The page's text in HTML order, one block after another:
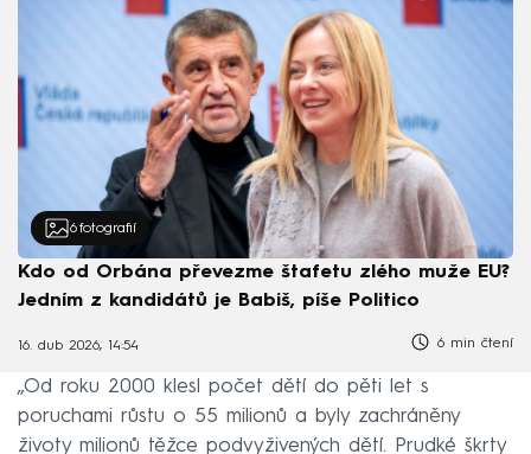
6 fotografií
Kdo od Orbána převezme štafetu zlého muže EU?
Jedním z kandidátů je Babiš, píše Politico
16. dub 2026, 14:54 6 min čtení
„Od roku 2000 klesl počet dětí do pěti let s
poruchami růstu o 55 milionů a byly zachráněny
životy milionů těžce podvyživených dětí. Prudké škrty